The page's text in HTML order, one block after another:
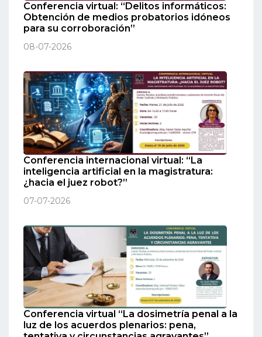
Conferencia virtual: “Delitos informáticos:
Obtención de medios probatorios idóneos
para su corroboración”
08-07-2026
Conferencia internacional virtual: “La
inteligencia artificial en la magistratura:
¿hacia el juez robot?”
07-07-2026
Conferencia virtual “La dosimetría penal a la
luz de los acuerdos plenarios: pena,